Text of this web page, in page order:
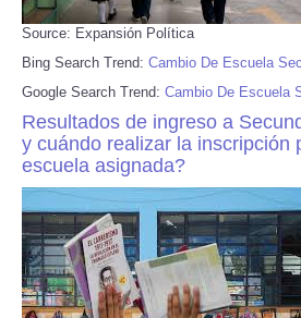
Source: Expansión Política
Bing Search Trend: Cambio De Escuela
Google Search Trend: Cambio De Escuela
Resultados de ingreso a
y cuándo realizar la inscripción
escuela asignada?